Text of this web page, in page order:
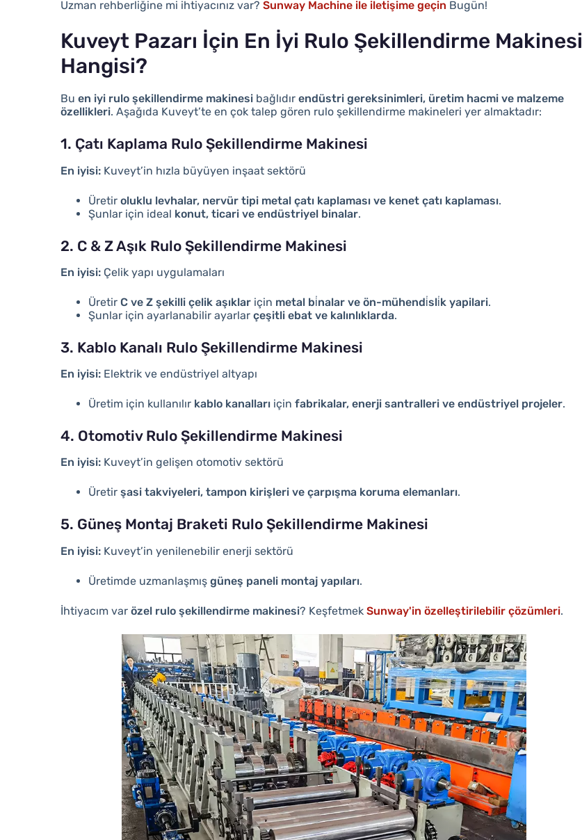
Uzman rehberliğine mi ihtiyacınız var?Sunway Machine ile iletişime geçin Bugün!
Kuveyt Pazarı İçin En İyi Rulo Şekillendirme Makinesi
Hangisi?
Buen iyi rulo şekillendirme makinesi bağlıdırendüstri gereksinimleri, üretim hacmi ve malzeme
özellikleri. Aşağıda Kuveyt’te en çok talep gören rulo şekillendirme makineleri yer almaktadır:
1. Çatı Kaplama Rulo Şekillendirme Makinesi
En iyisi: Kuveyt’in hızla büyüyen inşaat sektörü
Üretiroluklu levhalar, nervür tipi metal çatı kaplaması ve kenet çatı kaplaması.
Şunlar için ideal konut, ticari ve endüstriyel binalar.
2. C & Z Aşık Rulo Şekillendirme Makinesi
En iyisi: Çelik yapı uygulamaları
ÜretirC ve Z şekilli çelik aşıklar için metal bi̇nalar ve ön-mühendi̇sli̇k yapilari.
Şunlar için ayarlanabilir ayarlarçeşitli ebat ve kalınlıklarda.
3. Kablo Kanalı Rulo Şekillendirme Makinesi
En iyisi: Elektrik ve endüstriyel altyapı
Üretim için kullanılır kablo kanalları içinfabrikalar, enerji santralleri ve endüstriyel projeler.
4. Otomotiv Rulo Şekillendirme Makinesi
En iyisi: Kuveyt’in gelişen otomotiv sektörü
Üretirşasi takviyeleri, tampon kirişleri ve çarpışma koruma elemanları.
5. Güneş Montaj Braketi Rulo Şekillendirme Makinesi
En iyisi: Kuveyt’in yenilenebilir enerji sektörü
Üretimde uzmanlaşmışgüneş paneli montaj yapıları.
İhtiyacım varözel rulo şekillendirme makinesi? KeşfetmekSunway'in özelleştirilebilir çözümleri.